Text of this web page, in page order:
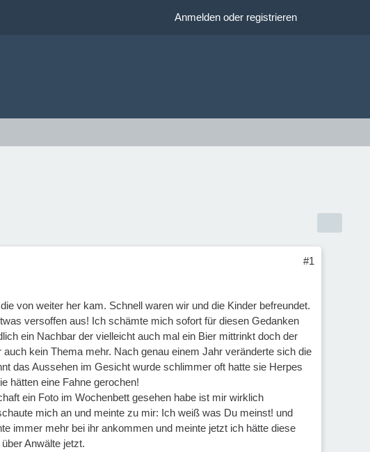
Anmelden oder registrieren
#1
von weiter her kam. Schnell waren wir und die Kinder befreundet.
versoffen aus! Ich schämte mich sofort für diesen Gedanken
ein Nachbar der vielleicht auch mal ein Bier mittrinkt doch der
kein Thema mehr. Nach genau einem Jahr veränderte sich die
das Aussehen im Gesicht wurde schlimmer oft hatte sie Herpes
hätten eine Fahne gerochen!
ein Foto im Wochenbett gesehen habe ist mir wirklich
mich an und meinte zu mir: Ich weiß was Du meinst! und
immer mehr bei ihr ankommen und meinte jetzt ich hätte diese
Anwälte jetzt.